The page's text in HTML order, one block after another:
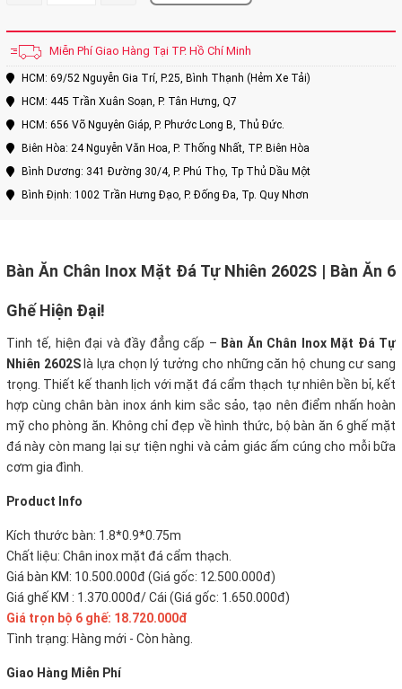
Miễn Phí Giao Hàng Tại TP. Hồ Chí Minh
HCM: 69/52 Nguyễn Gia Trí, P.25, Bình Thạnh (Hẻm Xe Tải)
HCM: 445 Trần Xuân Soạn, P. Tân Hưng, Q7
HCM: 656 Võ Nguyên Giáp, P. Phước Long B, Thủ Đức.
Biên Hòa: 24 Nguyễn Văn Hoa, P. Thống Nhất, TP. Biên Hòa
Bình Dương: 341 Đường 30/4, P. Phú Thọ, Tp Thủ Dầu Một
Bình Định: 1002 Trần Hưng Đạo, P. Đống Đa, Tp. Quy Nhơn
Bàn Ăn Chân Inox Mặt Đá Tự Nhiên 2602S | Bàn Ăn 6
Ghế Hiện Đại!
Tinh tế, hiện đại và đầy đẳng cấp – Bàn Ăn Chân Inox Mặt Đá Tự
Nhiên 2602Slà lựa chọn lý tưởng cho những căn hộ chung cư sang
trọng. Thiết kế thanh lịch với mặt đá cẩm thạch tự nhiên bền bỉ, kết
hợp cùng chân bàn inox ánh kim sắc sảo, tạo nên điểm nhấn hoàn
mỹ cho phòng ăn. Không chỉ đẹp về hình thức, bộ bàn ăn 6 ghế mặt
đá này còn mang lại sự tiện nghi và cảm giác ấm cúng cho mỗi bữa
cơm gia đình.
Product Info
Kích thước bàn: 1.8*0.9*0.75m
Chất liệu: Chân inox mặt đá cẩm thạch.
Giá bàn KM: 10.500.000đ (Giá gốc: 12.500.000đ)
Giá ghế KM : 1.370.000đ/ Cái (Giá gốc: 1.650.000đ)
Giá trọn bộ 6 ghế: 18.720.000đ
Tình trạng: Hàng mới - Còn hàng.
Giao Hàng Miễn Phí